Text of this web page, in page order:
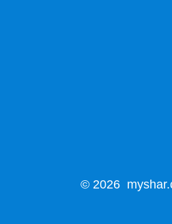
© 2026